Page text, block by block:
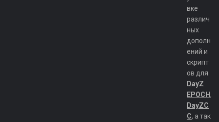
вке
различ
ных
дополн
ений и
скрипт
ов для
DayZ
EPOCH,
DayZC
C, а так